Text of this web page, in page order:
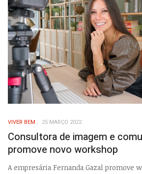
VIVER BEM 25 MARÇO 2022
Consultora de imagem e
promove novo workshop
A empresária Fernanda Gazal promove